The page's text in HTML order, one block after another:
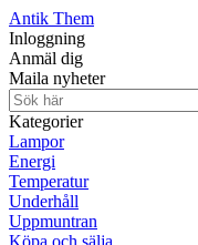
Antik Them
Inloggning
Anmäl dig
Maila nyheter
Kategorier
Lampor
Energi
Temperatur
Underhåll
Uppmuntran
Köpa och sälja